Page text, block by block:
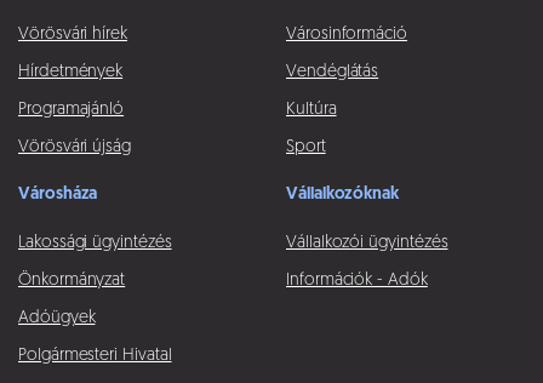
Vörösvári hírek
Hírdetmények
Programajánló
Vörösvári újság
Városinformáció
Vendéglátás
Kultúra
Sport
Városháza
Lakossági ügyintézés
Önkormányzat
Adóügyek
Polgármesteri Hivatal
Vállalkozóknak
Vállalkozói ügyintézés
Információk - Adók